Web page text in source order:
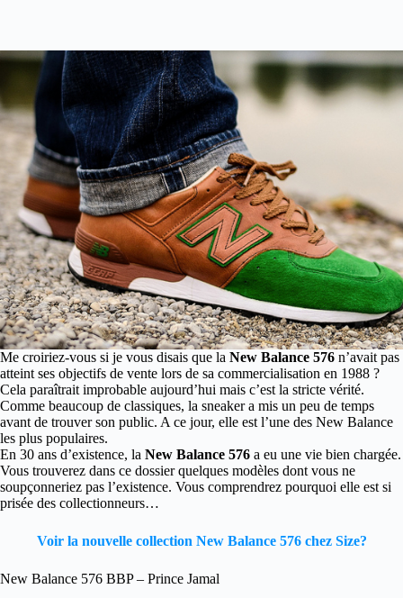
Me croiriez-vous si je vous disais que la New Balance 576 n’avait pas
atteint ses objectifs de vente lors de sa commercialisation en 1988 ?
Cela paraîtrait improbable aujourd’hui mais c’est la stricte vérité.
Comme beaucoup de classiques, la sneaker a mis un peu de temps
avant de trouver son public. A ce jour, elle est l’une des New Balance
les plus populaires.
En 30 ans d’existence, la New Balance 576 a eu une vie bien chargée.
Vous trouverez dans ce dossier quelques modèles dont vous ne
soupçonneriez pas l’existence. Vous comprendrez pourquoi elle est si
prisée des collectionneurs…
Voir la nouvelle collection New Balance 576 chez Size?
New Balance 576 BBP – Prince Jamal